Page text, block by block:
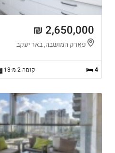
2,650,000 ₪
פארק המושבה, באר יעקב
4 קומה 2 מ-13